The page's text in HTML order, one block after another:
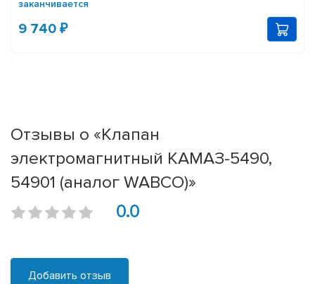
заканчивается
9 740 ₽
Отзывы о «Клапан
электромагнитный КАМАЗ-5490,
54901 (аналог WABCO)»
0.0
Добавить отзыв